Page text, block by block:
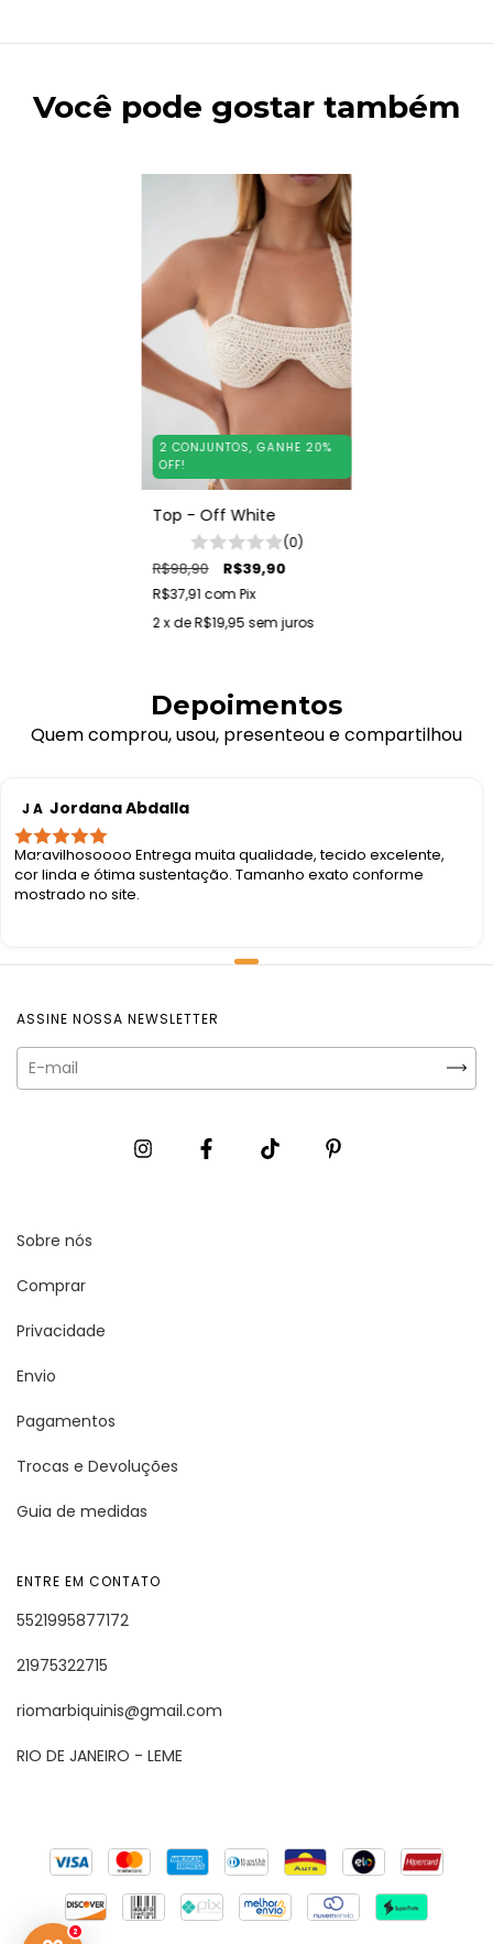
2
Você pode gostar também
2 CONJUNTOS, GANHE 20%
OFF!
Top - Off White
(0)
R$98,90 R$39,90
R$37,91 com Pix
2x deR$19,95 sem juros
Depoimentos
Quem comprou, usou, presenteou e compartilhou
J A Jordana Abdalla
Maravilhosoooo Entrega muita qualidade, tecido excelente,
cor linda e ótima sustentação. Tamanho exato conforme
mostrado no site.
ASSINE NOSSA NEWSLETTER
Sobre nós
Comprar
Privacidade
Envio
Pagamentos
Trocas e Devoluções
Guia de medidas
ENTRE EM CONTATO
5521995877172
21975322715
riomarbiquinis@gmail.com
RIO DE JANEIRO - LEME